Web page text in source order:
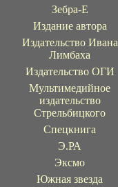
Зебра-Е
Издание автора
Издательство Ивана
Лимбаха
Издательство ОГИ
Мультимедийное
издательство
Стрельбицкого
Спецкнига
Э.РА
Эксмо
Южная звезда